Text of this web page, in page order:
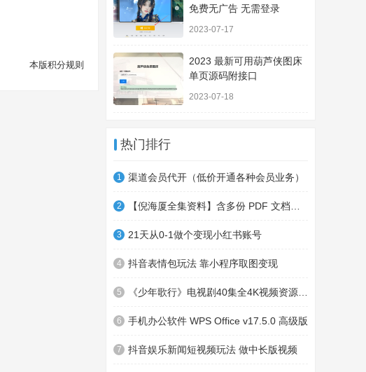
本版积分规则
免费无广告 无需登录
2023-07-17
2023 最新可用葫芦侠图床
单页源码附接口
2023-07-18
热门排行
1 渠道会员代开（低价开通各种会员业务）
2
3 21天从0-1做个变现小红书账号
4 抖音表情包玩法 靠小程序取图变现
5
6 手机办公软件 WPS Office v17.5.0 高级版
7 抖音娱乐新闻短视频玩法 做中长版视频